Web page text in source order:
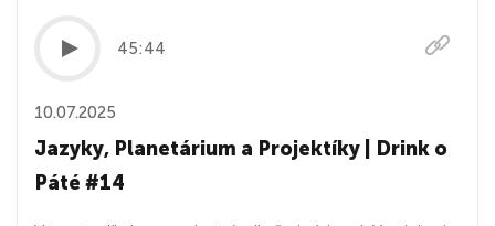
45:44
10.07.2025
Jazyky, Planetárium a Projektíky | Drink o
Páté #14